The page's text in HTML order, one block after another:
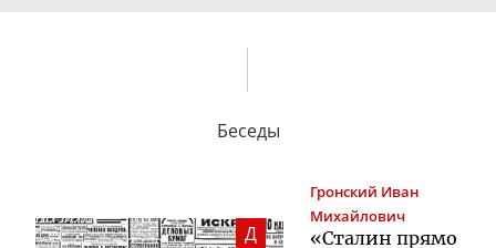
Беседы
Д
Гронский Иван
Михайлович
«Сталин прямо